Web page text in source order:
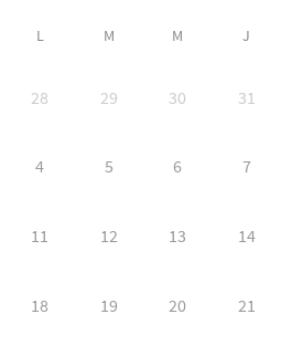
L M M J
28 29 30 31
4 5 6 7
11 12 13 14
18 19 20 21